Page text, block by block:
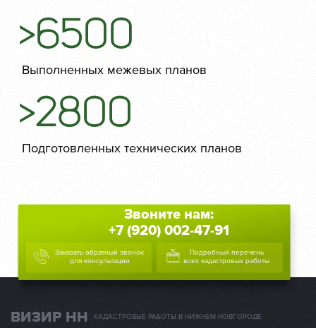
>6500
Выполненных межевых планов
>2800
Подготовленных технических планов
Звоните нам:
+7 (920) 002-47-91
Заказать обратный звонок
для консультации
Подробный перечень
всех кадастровых работы
ВИЗИР НН КАДАСТРОВЫЕ РАБОТЫ В НИЖНЕМ НОВГОРОДЕ